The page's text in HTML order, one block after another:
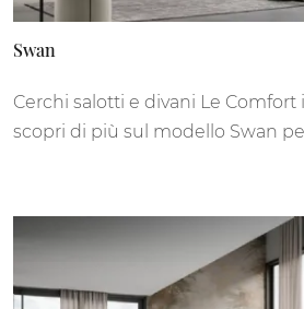
Swan
Cerchi salotti e divani Le Comfort
scopri di più sul modello Swan